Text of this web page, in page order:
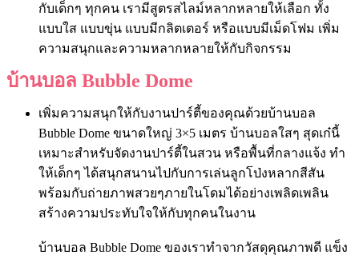
กับเด็กๆ ทุกคน เรามีสูตรสไลม์หลากหลายให้เลือก ทั้ง
แบบใส แบบขุ่น แบบมีกลิตเตอร์ หรือแบบมีเม็ดโฟม เพิ่ม
ความสนุกและความหลากหลายให้กับกิจกรรม
บ้านบอล Bubble Dome
เพิ่มความสนุกให้กับงานปาร์ตี้ของคุณด้วยบ้านบอล
Bubble Dome ขนาดใหญ่ 3×5 เมตร บ้านบอลใสๆ สุดเก๋นี้
เหมาะสำหรับจัดงานปาร์ตี้ในสวน หรือพื้นที่กลางแจ้ง ทำ
ให้เด็กๆ ได้สนุกสนานไปกับการเล่นลูกโป่งหลากสีสัน
พร้อมกับถ่ายภาพสวยๆภายในโดมได้อย่างเพลิดเพลิน
สร้างความประทับใจให้กับทุกคนในงาน
บ้านบอล Bubble Dome ของเราทำจากวัสดุคุณภาพดี แข็ง